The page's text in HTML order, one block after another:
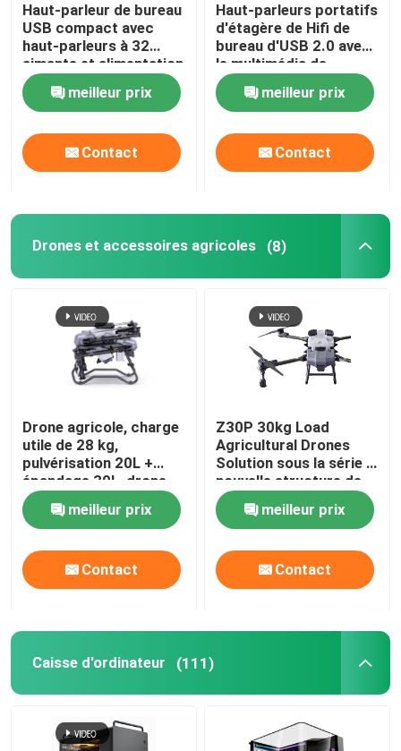
Haut-parleur de bureau
USB compact avec
haut-parleurs à 32
aimants et alimentation
USB 5V Plug-and-Play
en bleu et rose
meilleur prix
Contact
Haut-parleurs portatifs
d'étagère de Hifi de
bureau d'USB 2.0 avec
le multimédia de
subwoofer
meilleur prix
Contact
Drones et accessoires agricoles (8)
Drone agricole, charge
utile de 28 kg,
pulvérisation 20L +
épandage 30L, drone
agricole double mode
meilleur prix
Contact
Z30P 30kg Load
Agricultural Drones
Solution sous la série Z
nouvelle structure de
poutre et les bras
pliants en forme de Z
meilleur prix
Contact
Caisse d'ordinateur (111)